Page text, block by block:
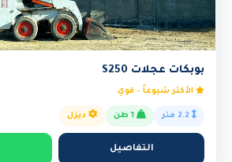
بوبكات عجلات S250
الأكثر شيوعاً - قوي
ديزل
التفاصيل